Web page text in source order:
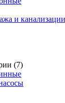
и канализации
(7)